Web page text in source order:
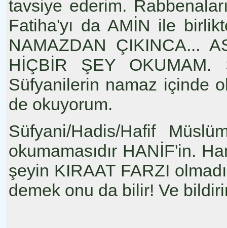
tavsiye ederim.
Fatiha'yı da AMİN ile
NAMAZDAN ÇIKINCA...
HİÇBİR ŞEY OKUMAM.
Süfyanilerin namaz içinde
de okuyorum.
Süfyani/Hadis/Hafif
okumamasıdır HANİF'in.
şeyin KIRAAT FARZI
demek onu da bilir! Ve